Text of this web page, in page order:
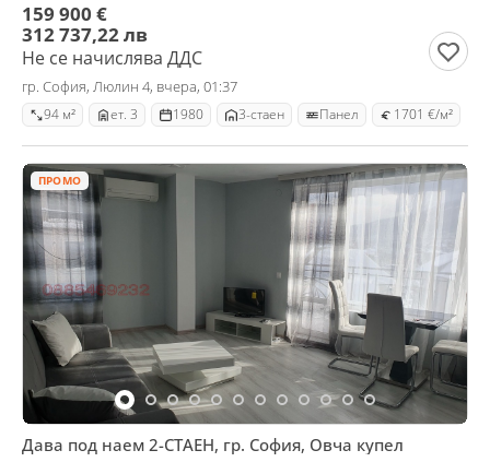
159 900 €
312 737,22 лв
Не се начислява ДДС
гр. София, Люлин 4, вчера, 01:37
94 м² ет. 3 1980 3-стаен Панел 1701 €/м²
ПРОМО
Дава под наем 2-СТАЕН, гр. София, Овча купел